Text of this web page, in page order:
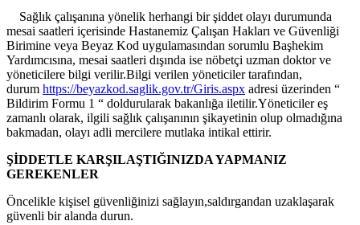
Sağlık çalışanına yönelik herhangi bir şiddet olayı durumunda
mesai saatleri içerisinde Hastanemiz Çalışan Hakları ve Güvenliği
Birimine veya Beyaz Kod uygulamasından sorumlu Başhekim
Yardımcısına, mesai saatleri dışında ise nöbetçi uzman doktor ve
yöneticilere bilgi verilir.Bilgi verilen yöneticiler tarafından,
durum https://beyazkod.saglik.gov.tr/Giris.aspx adresi üzerinden “
Bildirim Formu 1 “ doldurularak bakanlığa iletilir.Yöneticiler eş
zamanlı olarak, ilgili sağlık çalışanının şikayetinin olup olmadığına
bakmadan, olayı adli mercilere mutlaka intikal ettirir.
ŞİDDETLE KARŞILAŞTIĞINIZDA YAPMANIZ
GEREKENLER
Öncelikle kişisel güvenliğinizi sağlayın,saldırgandan uzaklaşarak
güvenli bir alanda durun.